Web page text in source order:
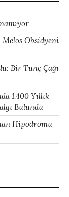
Melos Obsidyeni
Bir Tunç Çağı
1.400 Yıllık
Bulundu
Hipodromu